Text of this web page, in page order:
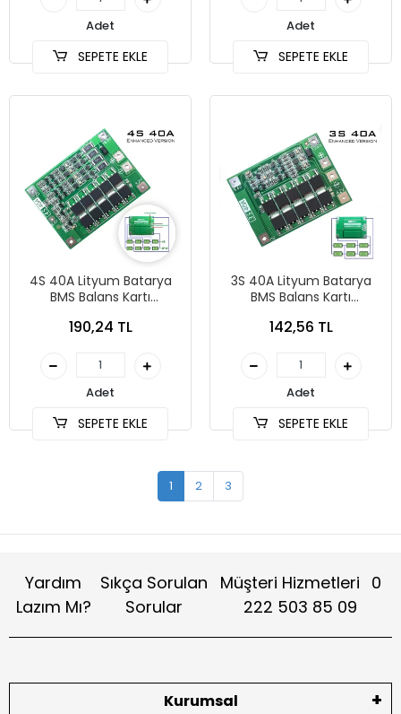
Adet
SEPETE EKLE
Adet
SEPETE EKLE
4S 40A Lityum Batarya
BMS Balans Kartı
18650 Pil Şarjı için Uygun
190,24 TL
Adet
SEPETE EKLE
3S 40A Lityum Batarya
BMS Balans Kartı
18650 Pil Şarjı için Uygun
142,56 TL
Adet
SEPETE EKLE
1 2 3
Yardım
Lazım Mı?
Sıkça Sorulan
Sorular
Müşteri Hizmetleri 0
222 503 85 09
Kurumsal